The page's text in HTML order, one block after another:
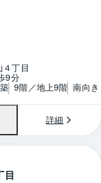
丁目
9分
9階／地上9階 南向き
詳細
区画図
目